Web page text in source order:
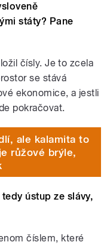
státy? Pane
čísly. Je to zcela
se stává
ekonomice, a jestli
pokračovat.
ale kalamita to
růžové brýle,
ústup ze slávy,
číslem, které